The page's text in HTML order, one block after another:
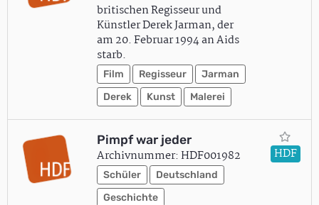
britischen Regisseur und
Künstler Derek Jarman, der
am 20. Februar 1994 an Aids
starb.
Film Regisseur
Jarman
Derek
Kunst Malerei
Pimpf war jeder
Archivnummer: HDF001982
Schüler
Deutschland
Geschichte
HDF